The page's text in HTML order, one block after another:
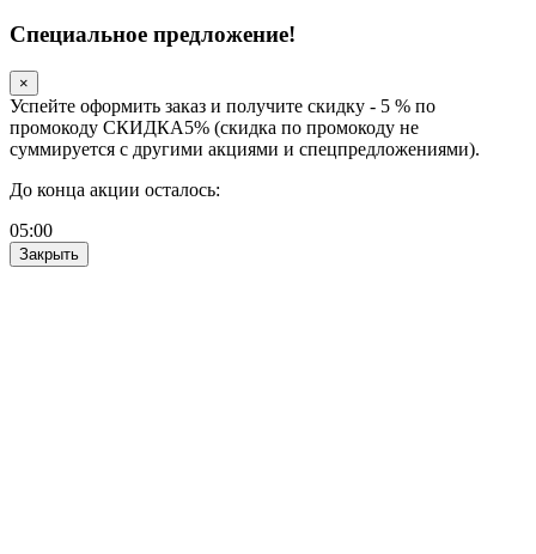
Специальное предложение!
×
Успейте оформить заказ и получите скидку - 5 % по
промокоду СКИДКА5% (скидка по промокоду не
суммируется с другими акциями и спецпредложениями).
До конца акции осталось:
05:00
Закрыть